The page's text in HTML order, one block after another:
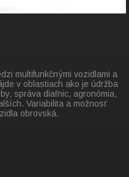
multifunkčnými vozidlami a
v oblastiach ako je údržba
správa diaľnic, agronómia,
Variabilita a možnosť
obrovská.